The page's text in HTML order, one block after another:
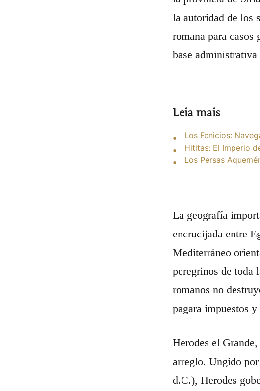
la autoridad de los
romana para casos
base
Leia mais
Los Fenicios:
Hititas: El Imperio
Los Persas
La geografía
encrucijada entre
Mediterráneo
peregrinos de toda
romanos no
pagara impuestos
Herodes el
arreglo. Ungido
d.C.), Herodes